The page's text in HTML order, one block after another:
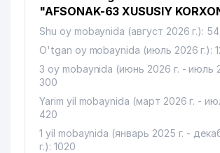
FIRMASI
BOLALAR BOG'CHASI №429
(ISTIQLOL)
13
ARBALET-HIMOYA ADVOKATLIK
14
RESPUBLIKA
"AFSONAK-63 XUSUSIY
Shu oy mobaynida (август 2026 г.): 54
O'tgan oy mobaynida (июль 2026 г.):
3 oy mobaynida (июнь 2026 г. - июль
300
Yarim yil mobaynida (март 2026 г. -
420
1 yil mobaynida (январь 2025 г. -
г.): 1020